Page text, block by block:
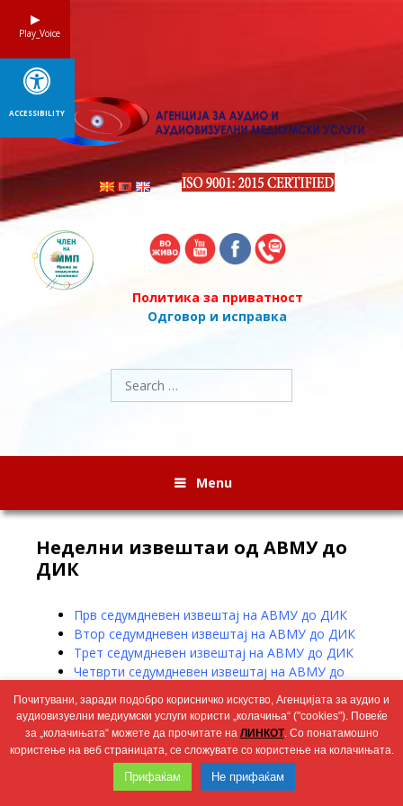
Политика за приватност
Одговор и исправка
Search
for:
Menu
Неделни извештаи од АВМУ до
ДИК
Прв седумдневен извештај на АВМУ до ДИК
Втор седумдневен извештај на АВМУ до ДИК
Tрет седумдневен извештај на АВМУ до ДИК
Четврти седумдневен извештај на АВМУ до
Wingaga
provides2026 © Агенција за аудио и аудиовизуелни медиумски услуги
Почитувани, заради подобро корисничко искуство, Агенцијата за аудио и
аудиовизуелни медиумски услуги користи „колачиња“ ("cookies"). Повеќе
за „колачињата“ можете да прочитате на ЛИНКОТ. Со понатамошно
користење на веб страницата, се сложувате со користење на колачињата.
Прифаќам Не прифаќам
Play_Voice
ACCESSIBILITY